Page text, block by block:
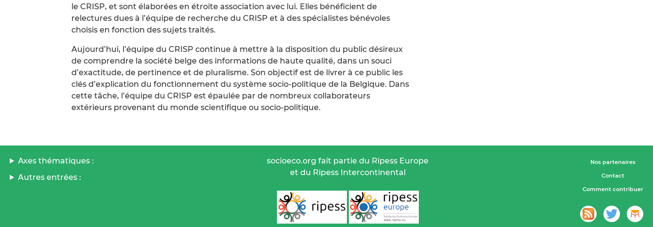
le CRISP, et sont élaborées en étroite association avec lui. Elles bénéficient de
relectures dues à l’équipe de recherche du CRISP et à des spécialistes bénévoles
choisis en fonction des sujets traités.
Aujourd’hui, l’équipe du CRISP continue à mettre à la disposition du public désireux
de comprendre la société belge des informations de haute qualité, dans un souci
d’exactitude, de pertinence et de pluralisme. Son objectif est de livrer à ce public les
clés d’explication du fonctionnement du système socio-politique de la Belgique. Dans
cette tâche, l’équipe du CRISP est épaulée par de nombreux collaborateurs
extérieurs provenant du monde scientifique ou socio-politique.
Axes thématiques :
Autres entrées :
socioeco.org fait partie du Ripess Europe
et du Ripess Intercontinental
Nos partenaires
Contact
Comment contribuer